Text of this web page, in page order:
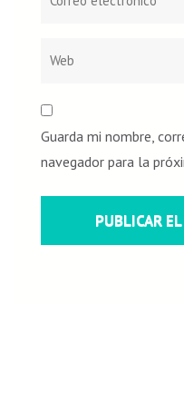
Guarda mi nombre,
navegador para la